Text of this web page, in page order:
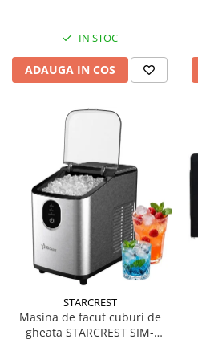
Aparate foto compacte
Aparate foto DSLR
Aparate foto Mirrorless
Boxe portabile
Caști
MP3/MP4 playere
Radio
Sisteme audio
Soundbar
Accesorii electronice Auto
Compresoare auto
IN STOC
ADAUGA IN COS
STARCREST
Masina de facut cuburi de
gheata STARCREST SIM-